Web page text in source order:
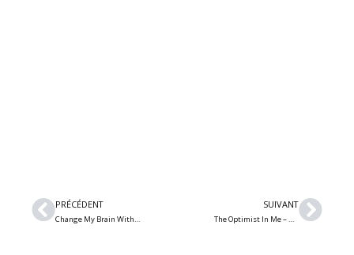
Précédent
PRÉCÉDENT
Change My Brain With Cakes – Vidéoclip pour leur plus récent single « Dirty Game »
SUIVANT
The Optimist In Me – Découvrez l’optimiste qui sommeille en vous avec le nouveau single « You Should Smile More Often »